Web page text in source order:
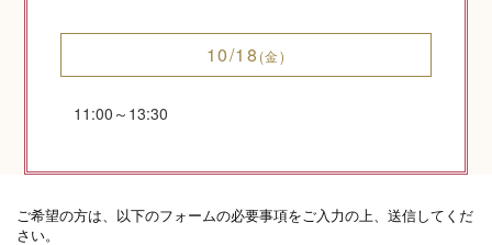
10/18 (金)
11:00～13:30